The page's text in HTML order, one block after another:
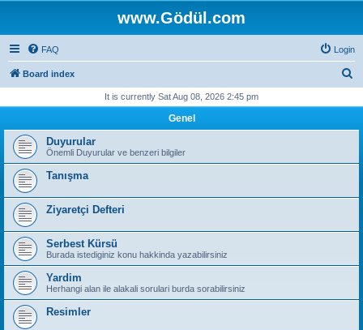
www.Gödül.com
FAQ Login
Board index
r
It is currently Sat Aug 08, 2026 2:45 pm
Genel
Duyurular
Önemli Duyurular ve benzeri bilgiler
Tanışma
Ziyaretçi Defteri
Serbest Kürsü
Burada istediginiz konu hakkinda yazabilirsiniz
Yardim
Herhangi alan ile alakali sorulari burda sorabilirsiniz
Resimler